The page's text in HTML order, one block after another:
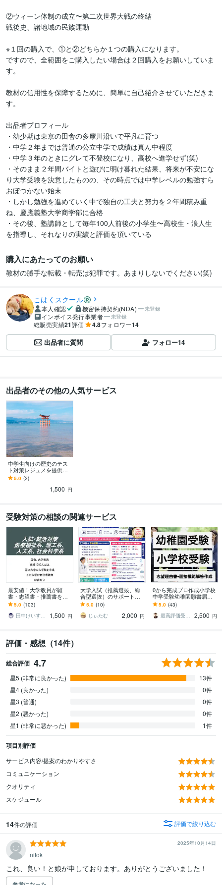
②ウィーン体制の成立〜第二次世界大戦の終結
戦後史、諸地域の民族運動
※１回の購入で、①と②どちらか１つの購入になります。
ですので、全範囲をご購入したい場合は２回購入をお願いしていま
す。
教材の信用性を保障するために、簡単に自己紹介させていただきま
す。
出品者プロフィール
・幼少期は東京の田舎の多摩川沿いで平凡に育つ
・中学２年までは普通の公立中学で成績は真ん中程度
・中学３年のときにグレて不登校になり、高校へ進学せず(笑)
・そのまま２年間バイトと遊びに明け暮れた結果、将来が不安にな
り大学受験を決意したものの、その時点では中学レベルの勉強すら
おぼつかない始末
・しかし勉強を進めていく中で独自の工夫と努力を２年間積み重
ね、慶應義塾大学商学部に合格
・その後、塾講師として毎年100人前後の小学生〜高校生・浪人生
を指導し、それなりの実績と評価を頂いている
購入にあたってのお願い
教材の勝手な転載・転売は犯罪です。あまりしないでください(笑)
こはくスクール
本人確認 機密保持契約(NDA) 未登録
インボイス発行事業者 未登録
総販売実績21評価 4.8フォロワー14
出品者に質問 フォロー14
出品者のその他の人気サービス
中学生向けの歴史のテス
ト対策レジュメを提供し
ます 中学生のお子様を持
つ親御さまへ
5.0 (2)
1,500 円
受験対策の相談の関連サービス
最安値！大学教員が願
書・志望書・推薦書を添
削します 医療福祉系、理
工系、人文系、社会科学
系の入試・入職にも対
5.0 (103)
田中けいすけ；国立大学卒業の大学教員
1,500 円
大学入試（推薦選抜、総
合型選抜）のサポートし
ます 今からでも合格しま
す！塾の50分の1の値段で
できます！
5.0 (10)
じぃたむ
2,000 円
0から完成プロ作成小学校
中学受験幼稚園願書届け
ます 合格多数最短1日●小
学校中学高校大学受験用
志望動機自己PR等
5.0 (43)
最高評価受賞プラチナランクライター桜
2,500 円
評価・感想（14件）
総合評価 4.7
星5 (非常に良かった)
13件
星4 (良かった)
0件
星3 (普通)
0件
星2 (悪かった)
0件
星1 (非常に悪かった)
1件
項目別評価
サービス内容/提案のわかりやすさ
コミュニケーション
クオリティ
スケジュール
14件の評価 評価で絞り込む
2025年10月14日
nitok
これ、良い！と娘が申しております。ありがとうございました！